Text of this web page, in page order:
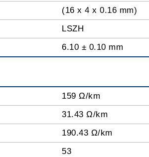
(16 x 4 x 0.16 mm)
LSZH
6.10 ± 0.10 mm
159 Ω/km
31.43 Ω/km
190.43 Ω/km
53